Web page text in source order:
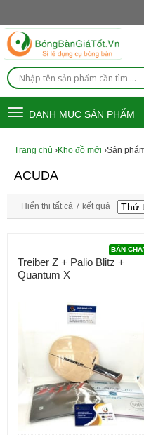
Toggle
navigation
DANH MỤC SẢN PHẨM
Trang chủ ›Kho đồ mới ›Sản
ACUDA
Hiển thị tất cả 7 kết quả
Treiber Z + Palio Blitz +
Quantum X
BÁN